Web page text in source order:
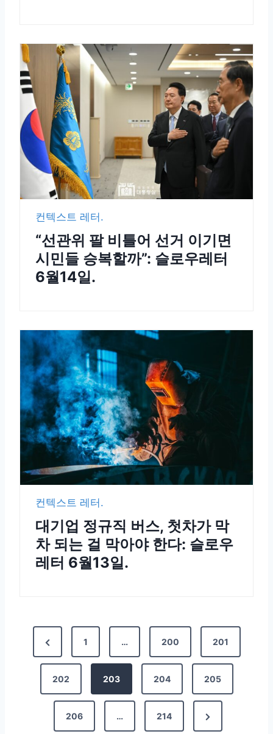
컨텍스트 레터.
“선관위 팔 비틀어 선거 이기면
시민들 승복할까”: 슬로우레터
6월14일.
컨텍스트 레터.
대기업 정규직 버스, 첫차가 막
차 되는 걸 막아야 한다: 슬로우
레터 6월13일.
1 … 200 201
202 203 204 205
206 … 214